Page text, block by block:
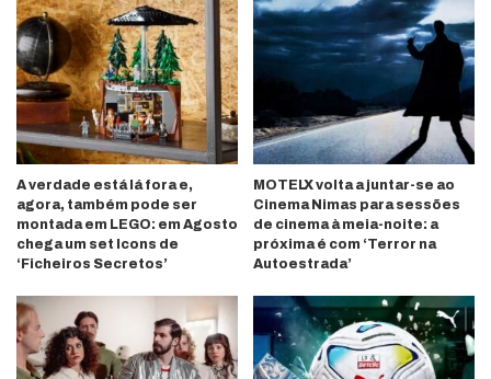
A verdade está lá fora e,
agora, também pode ser
montada em LEGO: em Agosto
chega um set Icons de
‘Ficheiros Secretos’
MOTELX volta a juntar-se ao
Cinema Nimas para sessões
de cinema à meia-noite: a
próxima é com ‘Terror na
Autoestrada’